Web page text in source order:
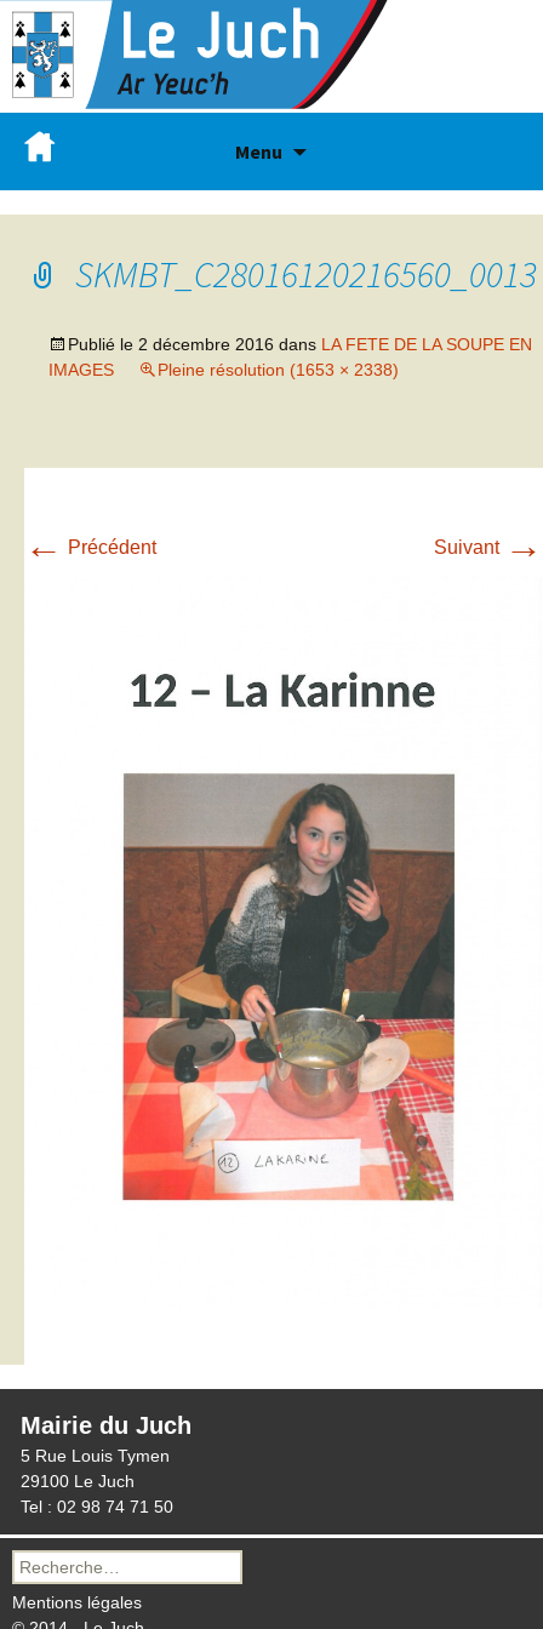
Menu
SKMBT_C28016120216560_0013
Publié le 2 décembre 2016 dans LA FETE DE LA SOUPE EN
IMAGES
Pleine résolution (1653 × 2338)
← Précédent Suivant →
Mairie du Juch
5 Rue Louis Tymen
29100 Le Juch
Tel : 02 98 74 71 50
Recherche
pour :
Mentions légales